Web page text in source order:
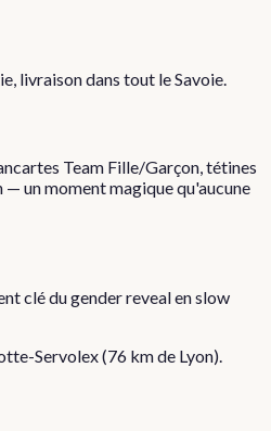
livraison dans tout le Savoie.
Team Fille/Garçon, tétines
un moment magique qu'aucune
clé du gender reveal en slow
Servolex(76 km de Lyon).